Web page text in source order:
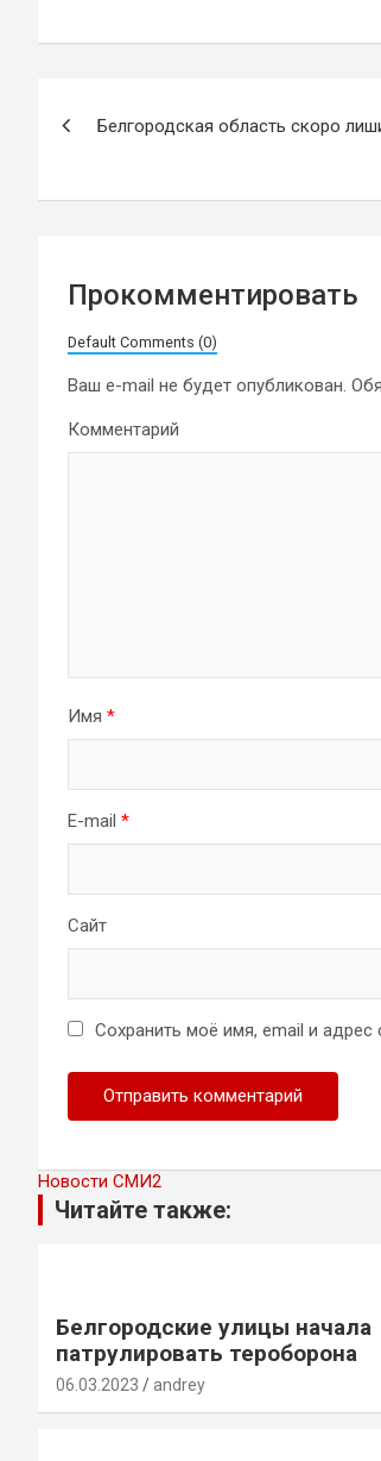
записям
Белгородская область скоро
Прокомментировать
Default Comments (0)
Ваш e-mail не будет опубликован.
Комментарий
Имя *
E-mail *
Сайт
Сохранить моё имя, email и
Новости СМИ2
Читайте также:
Белгородские улицы начала
патрулировать тероборона
06.03.2023 andrey